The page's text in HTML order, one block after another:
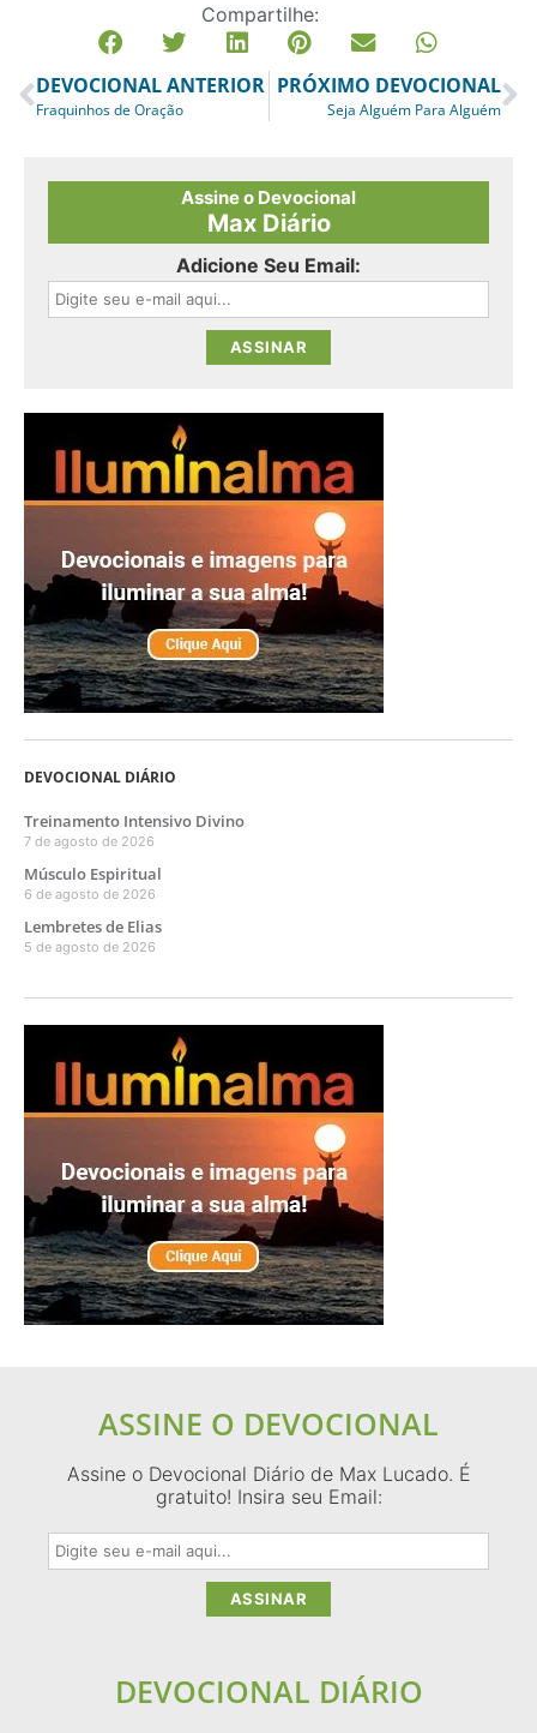
Compartilhe:
DEVOCIONAL ANTERIOR
Fraquinhos de Oração
PRÓXIMO DEVOCIONAL
Seja Alguém Para Alguém
Assine o Devocional
Max Diário
Adicione Seu Email:
DEVOCIONAL DIÁRIO
Treinamento Intensivo Divino
7 de agosto de 2026
Músculo Espiritual
6 de agosto de 2026
Lembretes de Elias
5 de agosto de 2026
ASSINE O DEVOCIONAL
Assine o Devocional Diário de Max Lucado. É
gratuito! Insira seu Email:
DEVOCIONAL DIÁRIO